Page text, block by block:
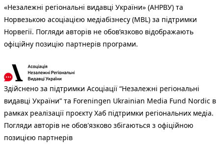
«Незалежні регіональні видавці України» (АНРВУ) та
Норвезькою асоціацією медіабізнесу (MBL) за підтримки
Норвегії. Погляди авторів не обов’язково відображають
офіційну позицію партнерів програми.
Здійснено за підтримки Асоціації “Незалежні регіональні
видавці України” та Foreningen Ukrainian Media Fund Nordic в
рамках реалізації проєкту Хаб підтримки регіональних медіа.
Погляди авторів не обов'язково збігаються з офіційною
позицією партнерів